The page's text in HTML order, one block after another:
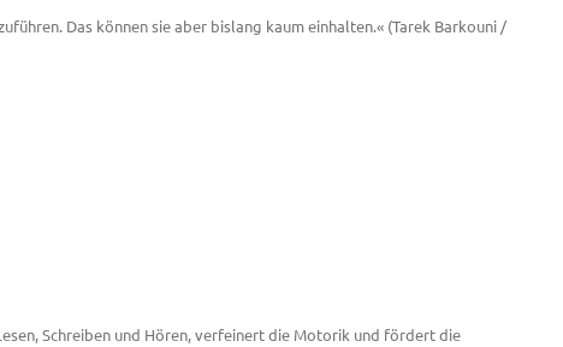
Das können sie aber bislang kaum einhalten.« (Tarek Barkouni /
Schreiben und Hören, verfeinert die Motorik und fördert die